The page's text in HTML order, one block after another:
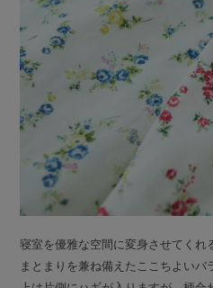
寝室を優雅な空間に変身させてくれ
まとまりを兼ね備えたここちよい